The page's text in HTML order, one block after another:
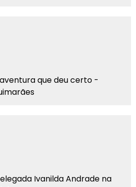
que deu certo -
Ivanilda Andrade na